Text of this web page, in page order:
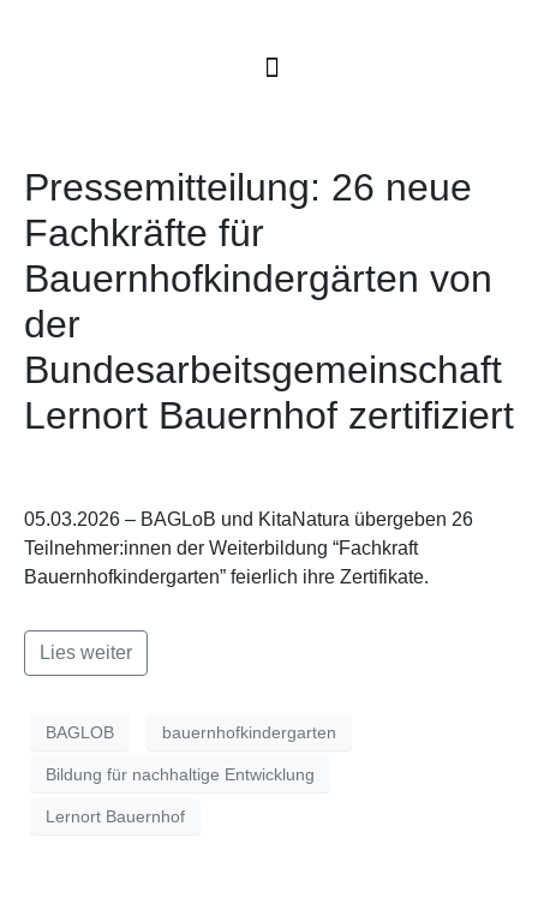
Pressemitteilung: 26 neue
Fachkräfte für
Bauernhofkindergärten von
der
Bundesarbeitsgemeinschaft
Lernort Bauernhof zertifiziert
05.03.2026 – BAGLoB und KitaNatura übergeben 26
Teilnehmer:innen der Weiterbildung “Fachkraft
Bauernhofkindergarten” feierlich ihre Zertifikate.
Lies weiter
BAGLOB bauernhofkindergarten
Bildung für nachhaltige Entwicklung
Lernort Bauernhof